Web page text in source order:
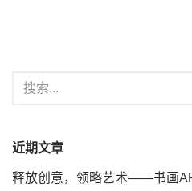
近期文章
释放创意，领略艺术——书画